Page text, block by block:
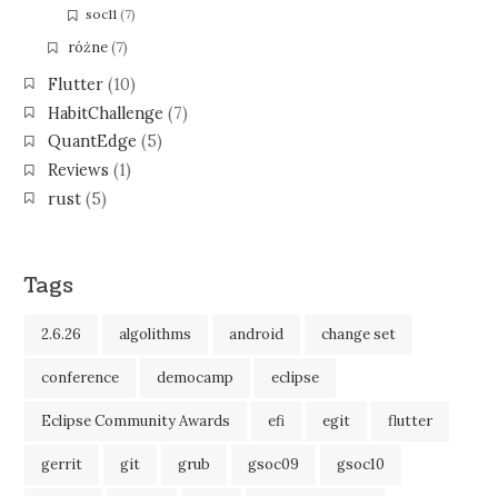
soc11 (7)
różne(7)
Flutter(10)
HabitChallenge (7)
QuantEdge (5)
Reviews (1)
rust(5)
Tags
2.6.26 algolithms android change set
conference democamp eclipse
Eclipse Community Awards efi egit flutter
gerrit git grub gsoc09 gsoc10